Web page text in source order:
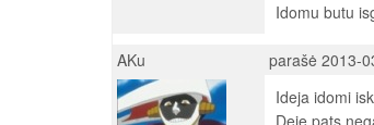
Idomu butu
AKu parašė 2013-
Ideja idomi
Deje pats